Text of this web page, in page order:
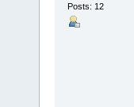
Posts: 12